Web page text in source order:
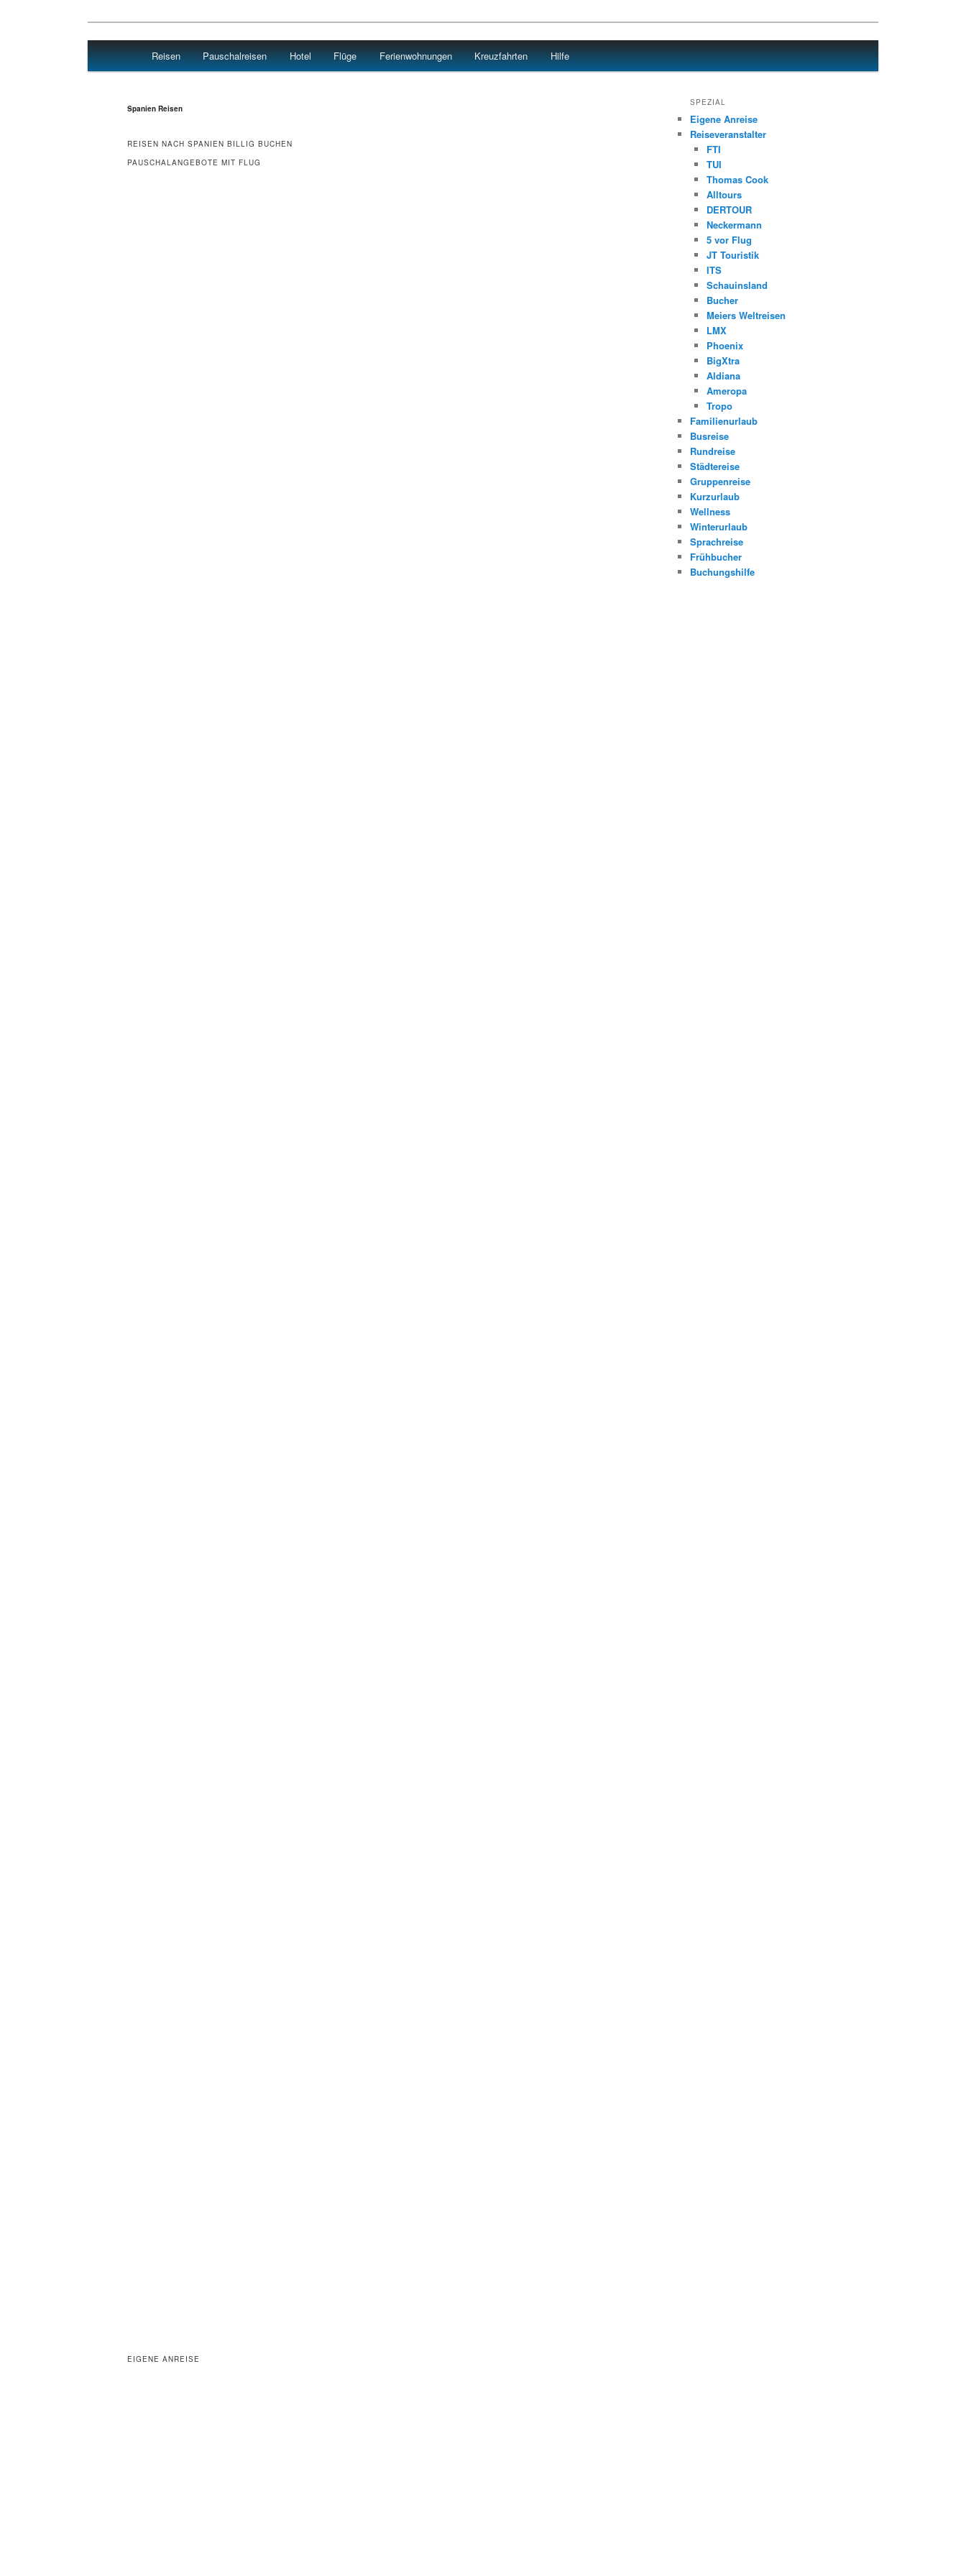
Hotel Flug Urlaub
Main menu
Skip to primary content
Skip to secondary content
Reisen Pauschalreisen Hotel Flüge Ferienwohnungen Kreuzfahrten Hilfe
Spanien Reisen
REISEN NACH SPANIEN BILLIG BUCHEN
PAUSCHALANGEBOTE MIT FLUG
EIGENE ANREISE
SPEZIAL
Eigene Anreise
Reiseveranstalter
FTI
TUI
Thomas Cook
Alltours
DERTOUR
Neckermann
5 vor Flug
JT Touristik
ITS
Schauinsland
Bucher
Meiers Weltreisen
LMX
Phoenix
BigXtra
Aldiana
Ameropa
Tropo
Familienurlaub
Busreise
Rundreise
Städtereise
Gruppenreise
Kurzurlaub
Wellness
Winterurlaub
Sprachreise
Frühbucher
Buchungshilfe